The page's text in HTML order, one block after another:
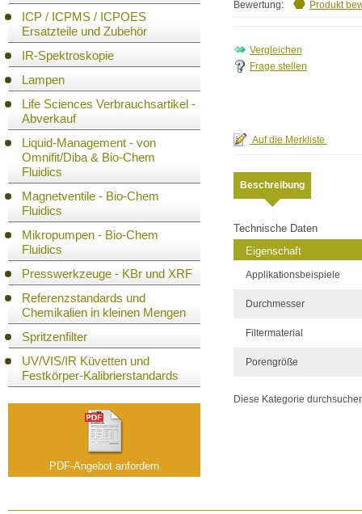
ICP / ICPMS / ICPOES
Ersatzteile und Zubehör
IR-Spektroskopie
Lampen
Life Sciences Verbrauchsartikel -
Abverkauf
Liquid-Management - von
Omnifit/Diba & Bio-Chem
Fluidics
Magnetventile - Bio-Chem
Fluidics
Mikropumpen - Bio-Chem
Fluidics
Presswerkzeuge - KBr und XRF
Referenzstandards und
Chemikalien in kleinen Mengen
Spritzenfilter
UV/VIS/IR Küvetten und
Festkörper-Kalibrierstandards
PDF-Angebot anfordern
Bewertung: Produkt
Frage stellen
Beschreibung
Technische Daten
Eigenschaft
Applikationsbeispiele
Durchmesser
Filtermaterial
Porengröße
Diese Kategorie